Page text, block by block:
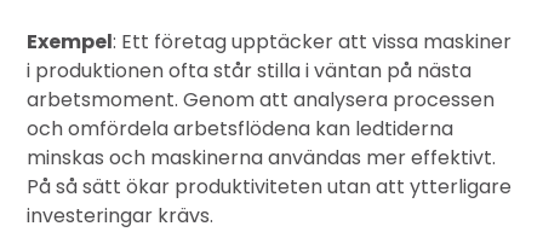
Exempel: Ett företag upptäcker att vissa maskiner
i produktionen ofta står stilla i väntan på nästa
arbetsmoment. Genom att analysera processen
och omfördela arbetsflödena kan ledtiderna
minskas och maskinerna användas mer effektivt.
På så sätt ökar produktiviteten utan att ytterligare
investeringar krävs.